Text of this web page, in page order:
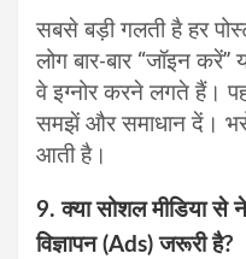
सबसे बड़ी गलती है हर
लोग बार-बार “जॉइन करें”
वे इग्नोर करने लगते हैं।
समझें और समाधान दें।
आती है।
9. क्या सोशल मीडिया से
विज्ञापन (Ads) जरूरी है?